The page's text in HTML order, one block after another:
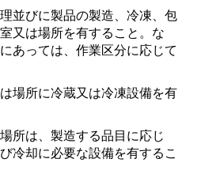
並びに製品の製造、冷凍、包
又は場所を有すること。な
あっては、作業区分に応じて
場所に冷蔵又は冷凍設備を有
所は、製造する品目に応じ
冷却に必要な設備を有するこ